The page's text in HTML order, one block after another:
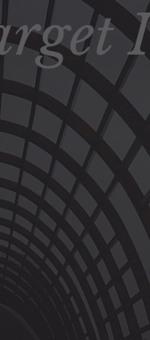
Multi-Actifs
ETF actifs
Private Assets